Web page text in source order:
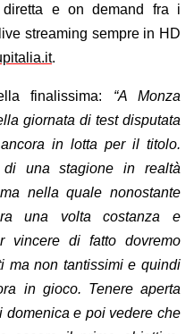
diretta e on demand fra i
streaming sempre in HD
.
finalissima: “A Monza
giornata di test disputata
in lotta per il titolo.
una stagione in realtà
nella quale nonostante
una volta costanza e
vincere di fatto dovremo
ma non tantissimi e quindi
in gioco. Tenere aperta
e poi vedere che